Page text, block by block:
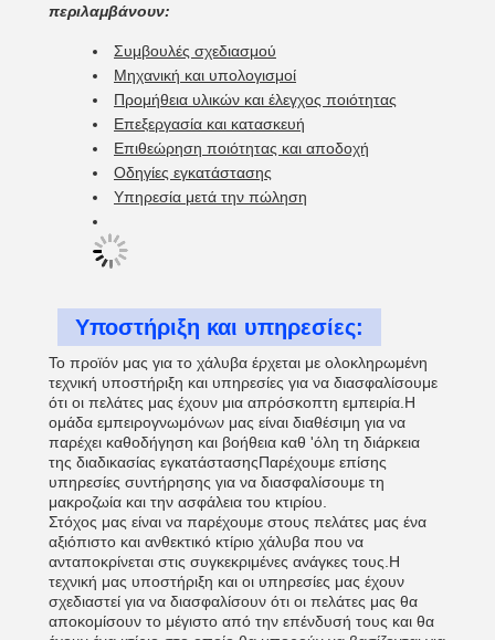
περιλαμβάνουν:
Συμβουλές σχεδιασμού
Μηχανική και υπολογισμοί
Προμήθεια υλικών και έλεγχος ποιότητας
Επεξεργασία και κατασκευή
Επιθεώρηση ποιότητας και αποδοχή
Οδηγίες εγκατάστασης
Υπηρεσία μετά την πώληση
Υποστήριξη και υπηρεσίες:
Το προϊόν μας για το χάλυβα έρχεται με ολοκληρωμένη
τεχνική υποστήριξη και υπηρεσίες για να διασφαλίσουμε
ότι οι πελάτες μας έχουν μια απρόσκοπτη εμπειρία.Η
ομάδα εμπειρογνωμόνων μας είναι διαθέσιμη για να
παρέχει καθοδήγηση και βοήθεια καθ 'όλη τη διάρκεια
της διαδικασίας εγκατάστασηςΠαρέχουμε επίσης
υπηρεσίες συντήρησης για να διασφαλίσουμε τη
μακροζωία και την ασφάλεια του κτιρίου.
Στόχος μας είναι να παρέχουμε στους πελάτες μας ένα
αξιόπιστο και ανθεκτικό κτίριο χάλυβα που να
ανταποκρίνεται στις συγκεκριμένες ανάγκες τους.Η
τεχνική μας υποστήριξη και οι υπηρεσίες μας έχουν
σχεδιαστεί για να διασφαλίσουν ότι οι πελάτες μας θα
αποκομίσουν το μέγιστο από την επένδυσή τους και θα